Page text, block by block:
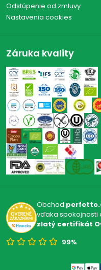
Odstúpenie od zmluvy
Nastavenia cookies
Záruka kvality
Obchod
vďaka spokojnosti
zlatý certifikát
99%